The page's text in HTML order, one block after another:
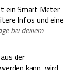
ein Smart Meter
Infos und eine
bei deinem
der